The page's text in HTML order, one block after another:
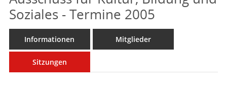
Soziales - Termine 2005
Informationen Mitglieder
Sitzungen